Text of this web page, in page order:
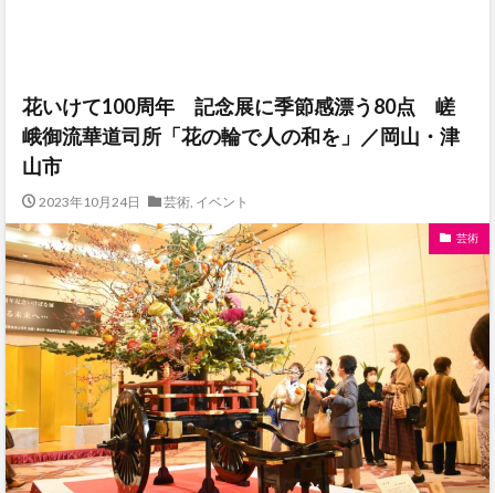
花いけて100周年 記念展に季節感漂う80点 嵯
峨御流華道司所「花の輪で人の和を」／岡山・津
山市
2023年10月24日 芸術 イベント
芸術